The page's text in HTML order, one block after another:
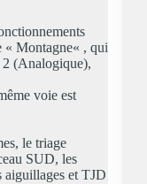
« Montagne« , qui
2 (Analogique),
voie est
le triage
SUD, les
aiguillages et TJD